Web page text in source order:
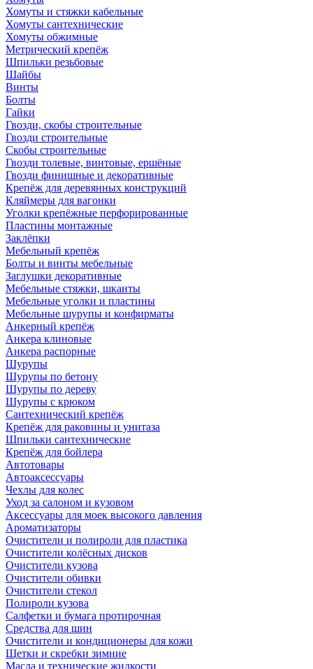
Хомуты и стяжки кабельные
Хомуты сантехнические
Хомуты обжимные
Метрический крепёж
Шпильки резьбовые
Шайбы
Винты
Болты
Гайки
Гвозди, скобы строительные
Гвозди строительные
Скобы строительные
Гвозди толевые, винтовые, ершёные
Гвозди финишные и декоративные
Крепёж для деревянных конструкций
Кляймеры для вагонки
Уголки крепёжные перфорированные
Пластины монтажные
Заклёпки
Мебельный крепёж
Болты и винты мебельные
Заглушки декоративные
Мебельные стяжки, шканты
Мебельные уголки и пластины
Мебельные шурупы и конфирматы
Анкерный крепёж
Анкера клиновые
Анкера распорные
Шурупы
Шурупы по бетону
Шурупы по дереву
Шурупы с крюком
Сантехнический крепёж
Крепёж для раковины и унитаза
Шпильки сантехнические
Крепёж для бойлера
Автотовары
Автоаксессуары
Чехлы для колес
Уход за салоном и кузовом
Аксессуары для моек высокого давления
Ароматизаторы
Очистители и полироли для пластика
Очистители колёсных дисков
Очистители кузова
Очистители обивки
Очистители стекол
Полироли кузова
Салфетки и бумага протирочная
Средства для шин
Очистители и кондиционеры для кожи
Щетки и скребки зимние
Масла и технические жидкости